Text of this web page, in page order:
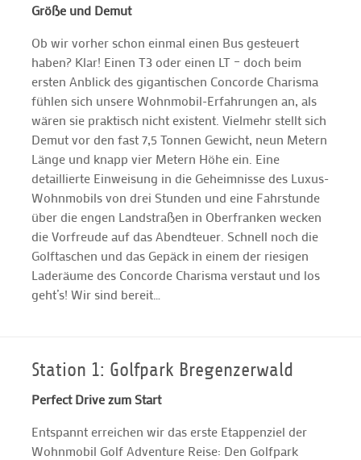
Größe und Demut
Ob wir vorher schon einmal einen Bus gesteuert
haben? Klar! Einen T3 oder einen LT – doch beim
ersten Anblick des gigantischen Concorde Charisma
fühlen sich unsere Wohnmobil-Erfahrungen an, als
wären sie praktisch nicht existent. Vielmehr stellt sich
Demut vor den fast 7,5 Tonnen Gewicht, neun Metern
Länge und knapp vier Metern Höhe ein. Eine
detaillierte Einweisung in die Geheimnisse des Luxus-
Wohnmobils von drei Stunden und eine Fahrstunde
über die engen Landstraßen in Oberfranken wecken
die Vorfreude auf das Abendteuer. Schnell noch die
Golftaschen und das Gepäck in einem der riesigen
Laderäume des Concorde Charisma verstaut und los
geht’s! Wir sind bereit…
Station 1: Golfpark Bregenzerwald
Perfect Drive zum Start
Entspannt erreichen wir das erste Etappenziel der
Wohnmobil Golf Adventure Reise: Den Golfpark